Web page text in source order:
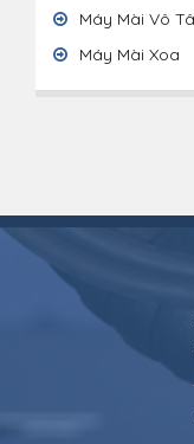
Máy Mài Vô
Máy Mài Xoa